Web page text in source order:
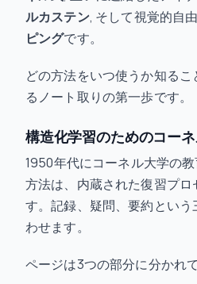
ルカステン, そして視覚的自
ピングです。
どの方法をいつ使うか知る
るノート取りの第一歩です。
構造化学習のためのコー
1950年代にコーネル大学の
方法は、内蔵された復習プロ
す。記録、疑問、要約とい
わせます。
ページは3つの部分に分かれ